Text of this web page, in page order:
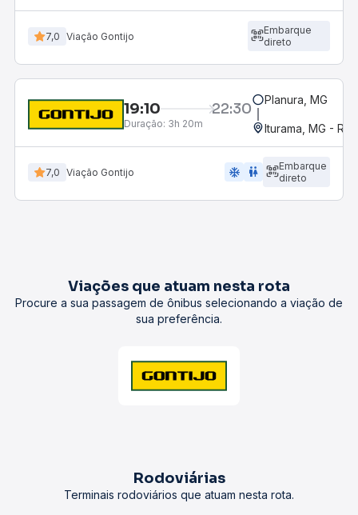
7,0 Viação Gontijo
Embarque
direto
19:10 22:30
Duração: 3h 20m
Planura, MG
Iturama, MG -
7,0 Viação Gontijo ac_unit wc
Embarque
direto
Viações que atuam nesta rota
Procure a sua passagem de ônibus selecionando a viação de
sua preferência.
Rodoviárias
Terminais rodoviários que atuam nesta rota.